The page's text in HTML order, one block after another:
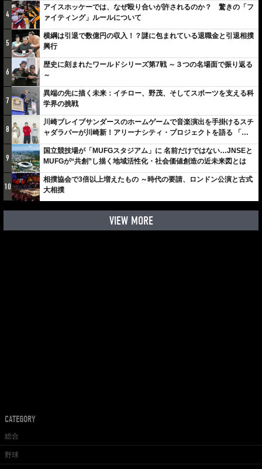
4
アイスホッケーでは、なぜ殴り合いが許されるのか？ 驚きの「フ
ァイティング」ルールについて
5
横綱は引退で数億円の収入！？謎に包まれている退職金と引退相撲
興行
6
歴史に刻まれたワールドシリーズ第7戦 ～３つの名場面で振り返る
～
7
異端の先に描く未来：イチロー、野茂、そしてスポーツを支える科
学界の挑戦
8
川崎ブレイブサンダースのホームゲームで音楽演出を手掛けるスチ
ャダラパーが川崎新！アリーナシティ・プロジェクトを語る 「楽
しみでしかないでしょ。川崎は、ずっと成長曲線だから」
9
国立競技場が「MUFGスタジアム」に 名前だけではない…JNSEと
MUFGが“共創”し描く地域活性化・社会価値創造の近未来図とは
10
相撲協会で3倍以上増えたもの ～時代の要請、ロンドン公演と古式
大相撲
VIEW MORE
CATEGORY
総合
野球